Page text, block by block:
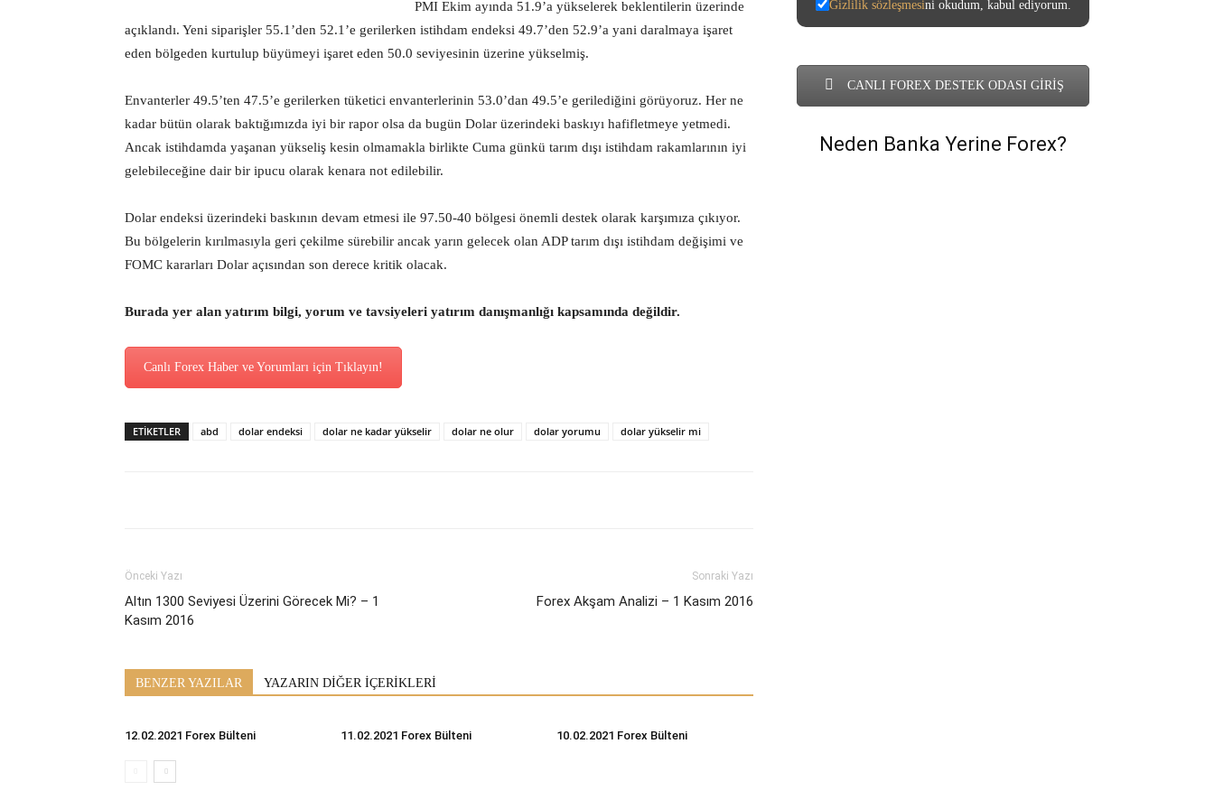
PMI Ekim ayında 51.9’a yükselerek beklentilerin üzerinde
açıklandı. Yeni siparişler 55.1’den 52.1’e gerilerken istihdam endeksi 49.7’den 52.9’a yani daralmaya işaret
eden bölgeden kurtulup büyümeyi işaret eden 50.0 seviyesinin üzerine yükselmiş.
Envanterler 49.5’ten 47.5’e gerilerken tüketici envanterlerinin 53.0’dan 49.5’e gerilediğini görüyoruz. Her ne
kadar bütün olarak baktığımızda iyi bir rapor olsa da bugün Dolar üzerindeki baskıyı hafifletmeye yetmedi.
Ancak istihdamda yaşanan yükseliş kesin olmamakla birlikte Cuma günkü tarım dışı istihdam rakamlarının iyi
gelebileceğine dair bir ipucu olarak kenara not edilebilir.
Dolar endeksi üzerindeki baskının devam etmesi ile 97.50-40 bölgesi önemli destek olarak karşımıza çıkıyor.
Bu bölgelerin kırılmasıyla geri çekilme sürebilir ancak yarın gelecek olan ADP tarım dışı istihdam değişimi ve
FOMC kararları Dolar açısından son derece kritik olacak.
Burada yer alan yatırım bilgi, yorum ve tavsiyeleri yatırım danışmanlığı kapsamında değildir.
Canlı Forex Haber ve Yorumları için Tıklayın!
ETİKETLER abd dolar endeksi dolar ne kadar yükselir dolar ne olur dolar yorumu dolar yükselir mi
Önceki Yazı
Altın 1300 Seviyesi Üzerini Görecek Mi? – 1
Kasım 2016
Sonraki Yazı
Forex Akşam Analizi – 1 Kasım 2016
BENZER YAZILAR YAZARIN DİĞER İÇERİKLERİ
12.02.2021 Forex Bülteni 11.02.2021 Forex Bülteni 10.02.2021 Forex Bülteni
Gizlilik sözleşmesini okudum, kabul ediyorum.
CANLI FOREX DESTEK ODASI GİRİŞ
Neden Banka Yerine Forex?